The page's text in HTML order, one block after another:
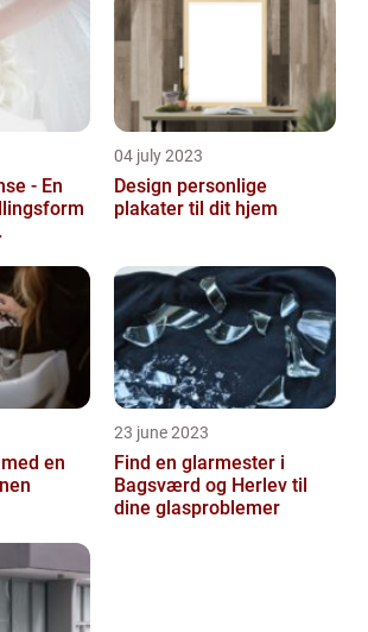
- En
04 july 2023
Design personlige
plakater til dit hjem
en
23 june 2023
Find en glarmester i
Bagsværd og Herlev til
dine glasproblemer